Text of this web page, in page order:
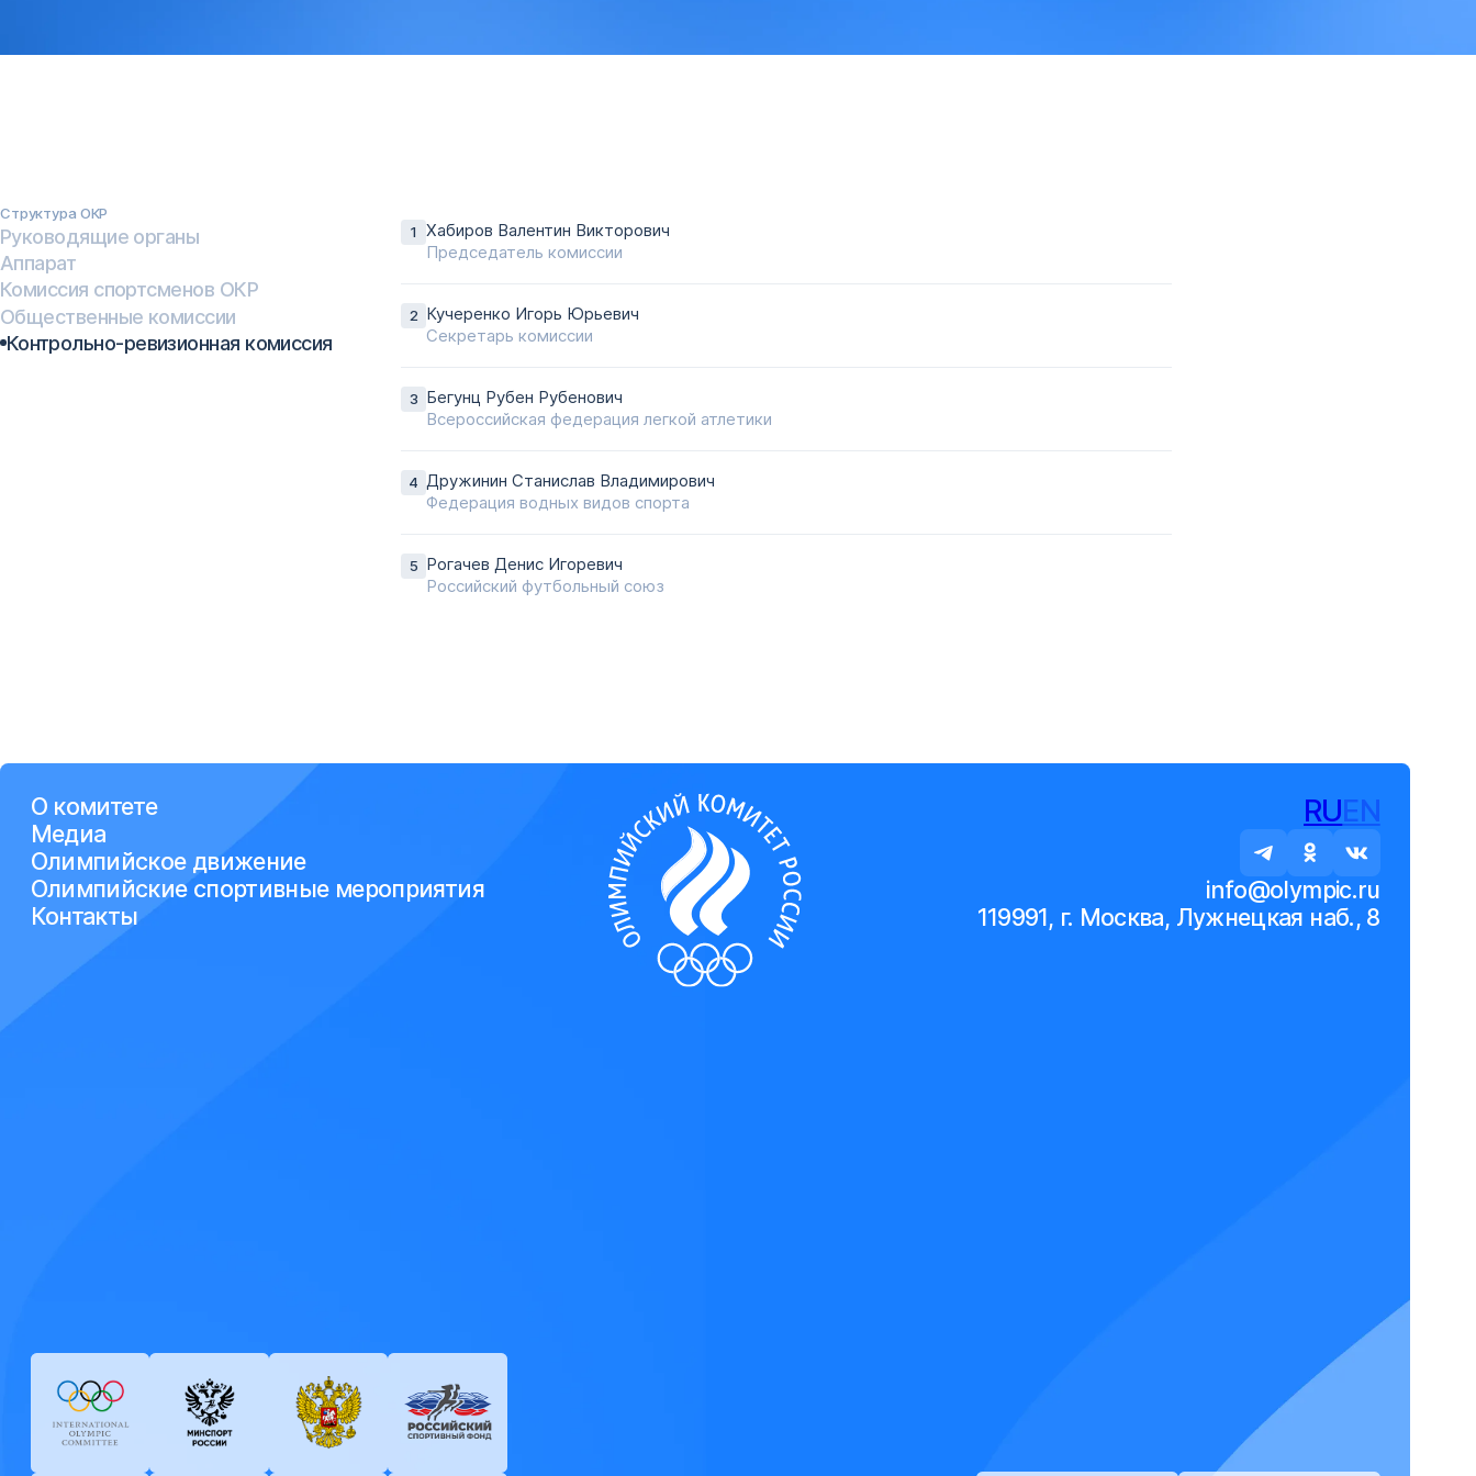
Структура ОКР
Руководящие органы
Аппарат
Комиссия спортcменов ОКР
Общественные комиссии
Контрольно-ревизионная комиссия
Хабиров Валентин Викторович
Председатель комиссии
Кучеренко Игорь Юрьевич
Секретарь комиссии
Бегунц Рубен Рубенович
Всероссийская федерация легкой атлетики
Дружинин Станислав Владимирович
Федерация водных видов спорта
Рогачев Денис Игоревич
Российский футбольный союз
О комитете
Медиа
Олимпийское движение
Олимпийские спортивные мероприятия
Контакты
RUEN
info@olympic.ru
119991, г. Москва, Лужнецкая наб., 8